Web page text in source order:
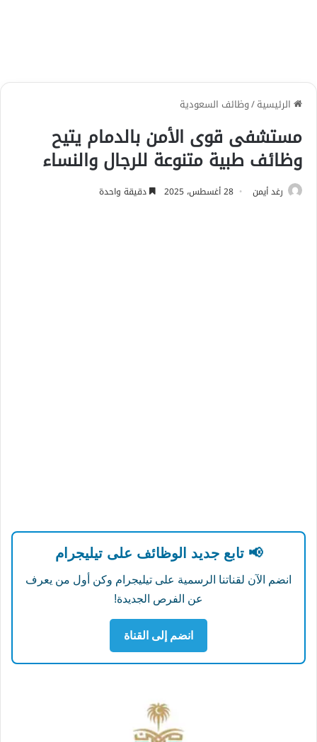
الرئيسية/وظائف السعودية
مستشفى قوى الأمن بالدمام يتيح
وظائف طبية متنوعة للرجال والنساء
رغد أيمن 28 أغسطس، 2025 دقيقة واحدة
📢 تابع جديد الوظائف على تيليجرام
انضم الآن لقناتنا الرسمية على تيليجرام وكن أول من يعرف
عن الفرص الجديدة!
انضم إلى القناة